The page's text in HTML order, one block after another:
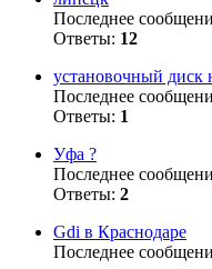
Последнее
Ответы: 12
установочный диск
Последнее
Ответы: 1
Уфа ?
Последнее
Ответы: 2
Gdi в Краснодаре
Последнее